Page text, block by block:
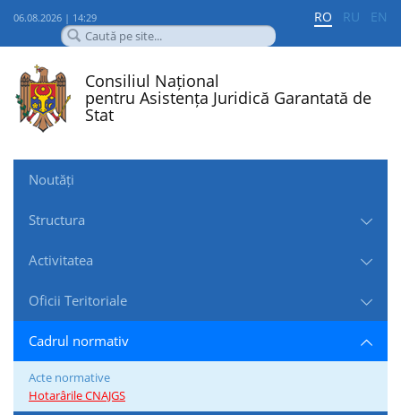
06.08.2026 | 14:29 RO RU EN
Consiliul Național
pentru Asistența Juridică Garantată de
Stat
Noutăți
Structura
Activitatea
Oficii Teritoriale
Cadrul normativ
Acte normative
Hotarârile CNAJGS